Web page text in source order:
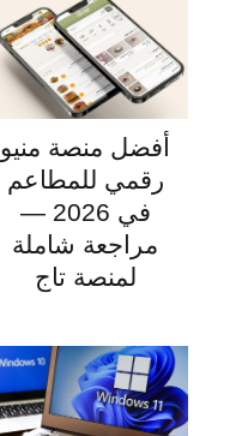
أفضل منصة منيو
رقمي للمطاعم
في 2026 —
مراجعة شاملة
لمنصة تاج